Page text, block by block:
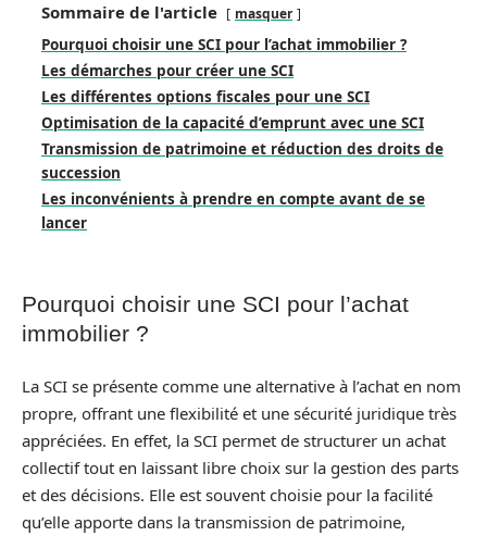
Sommaire de l'article masquer
Pourquoi choisir une SCI pour l’achat immobilier ?
Les démarches pour créer une SCI
Les différentes options fiscales pour une SCI
Optimisation de la capacité d’emprunt avec une SCI
Transmission de patrimoine et réduction des droits de
succession
Les inconvénients à prendre en compte avant de se
lancer
Pourquoi choisir une SCI pour l’achat
immobilier ?
La SCI se présente comme une alternative à l’achat en nom
propre, offrant une flexibilité et une sécurité juridique très
appréciées. En effet, la SCI permet de structurer un achat
collectif tout en laissant libre choix sur la gestion des parts
et des décisions. Elle est souvent choisie pour la facilité
qu’elle apporte dans la transmission de patrimoine,